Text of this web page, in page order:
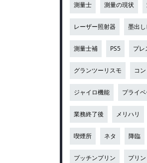
測量士 測量の現状
レーザー照射器 墨出
測量士補 PS5 プレ
グランツーリスモ コ
ジャイロ機能 プライベ
業務終了後 メリハリ
喫煙所 ネタ 降臨
プッチンプリン プリン